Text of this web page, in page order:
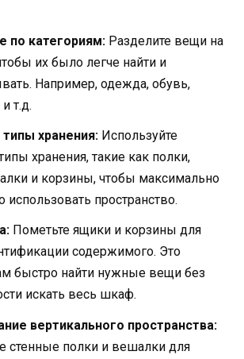
по категориям: Разделите вещи на
их было легче найти и
Например, одежда, обувь,
т.д.
хранения: Используйте
хранения, такие как полки,
и корзины, чтобы максимально
пространство.
Пометьте ящики и корзины для
содержимого. Это
быстро найти нужные вещи без
искать весь шкаф.
вертикального пространства:
стенные полки и вешалки для